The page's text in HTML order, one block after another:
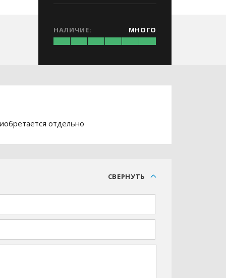
НАЛИЧИЕ: МНОГО
отдельно
СВЕРНУТЬ